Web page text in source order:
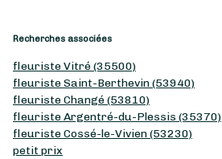
Recherches associées
fleuriste Vitré (35500)
fleuriste Saint-Berthevin (53940)
fleuriste Changé (53810)
fleuriste Argentré-du-Plessis (35370)
fleuriste Cossé-le-Vivien (53230)
petit prix